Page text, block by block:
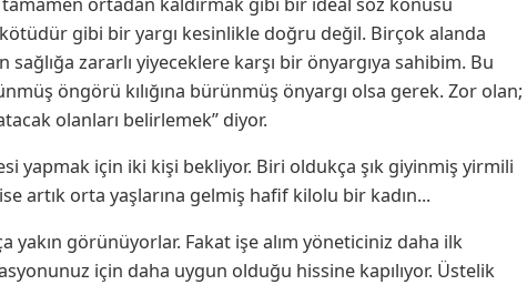
kötüdür gibi bir yargı kesinlikle doğru değil. Birçok alanda
sağlığa zararlı yiyeceklere karşı bir önyargıya sahibim. Bu
öngörü kılığına bürünmüş önyargı olsa gerek. Zor olan;
olanları belirlemek” diyor.
yapmak için iki kişi bekliyor. Biri oldukça şık giyinmiş yirmili
artık orta yaşlarına gelmiş hafif kilolu bir kadın...
yakın görünüyorlar. Fakat işe alım yöneticiniz daha ilk
için daha uygun olduğu hissine kapılıyor. Üstelik